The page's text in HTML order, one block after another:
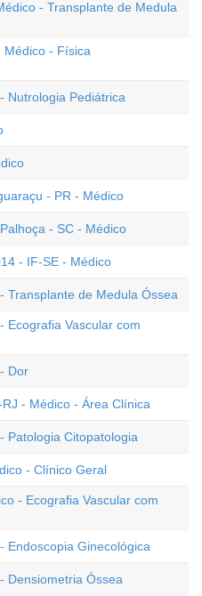
- Transplante de Medula
Médico - Física
Nutrologia Pediátrica
- PR - Médico
- SC - Médico
- IF-SE - Médico
Transplante de Medula Óssea
Ecografia Vascular com
Dor
- Médico - Área Clínica
Patologia Citopatologia
- Clínico Geral
- Ecografia Vascular com
Endoscopia Ginecológica
Densiometria Óssea